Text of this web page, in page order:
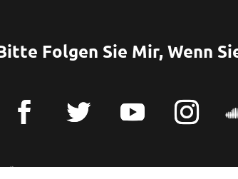
Folgen Sie Mir, Wenn
Über Uns Kontaktiere Uns Bloggen